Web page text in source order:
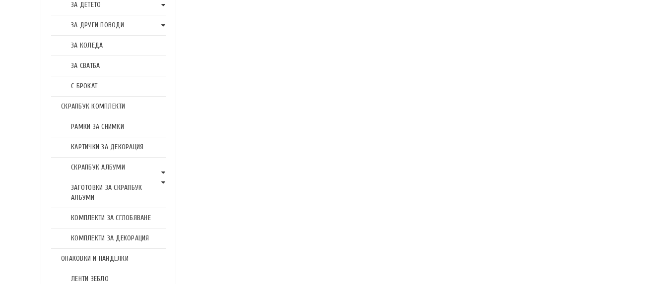
ЗА ДЕТЕТО
ЗА ДРУГИ ПОВОДИ
ЗА КОЛЕДА
ЗА СВАТБА
С БРОКАТ
СКРАПБУК КОМПЛЕКТИ
РАМКИ ЗА СНИМКИ
КАРТИЧКИ ЗА ДЕКОРАЦИЯ
СКРАПБУК АЛБУМИ
ЗАГОТОВКИ ЗА СКРАПБУК
АЛБУМИ
КОМПЛЕКТИ ЗА СГЛОБЯВАНЕ
КОМПЛЕКТИ ЗА ДЕКОРАЦИЯ
ОПАКОВКИ И ПАНДЕЛКИ
ЛЕНТИ ЗЕБЛО